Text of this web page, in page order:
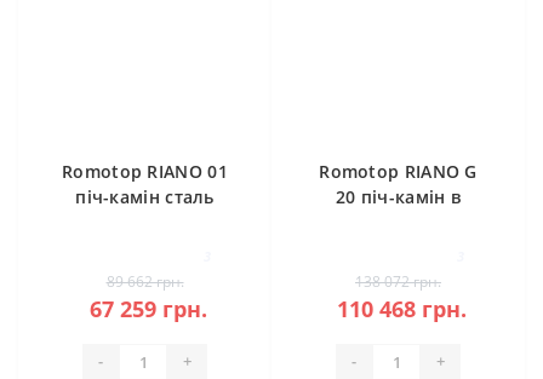
Romotop RIANO 01
піч-камін сталь
89 662 грн.
67 259 грн.
- +
Romotop RIANO G
20 піч-камін в
138 072 грн.
110 468 грн.
- +